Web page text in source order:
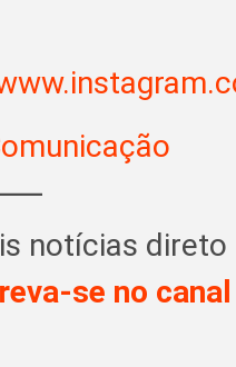
notícias direto
se no canal